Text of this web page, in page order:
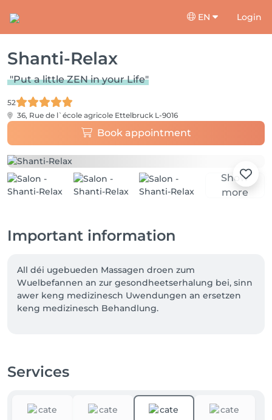
EN Login
Shanti-Relax
"Put a little ZEN in your Life"
52
36, Rue de l`école agricole Ettelbruck L-9016
Book appointment
Show
more
Important information
All déi ugebueden Massagen droen zum
Wuelbefannen an zur gesondheetserhalung bei, sinn
awer keng medizinesch Uwendungen an ersetzen
keng medizinesch Behandlung.
50 % vum Tarif per e-mail op Basis vun enger
Services